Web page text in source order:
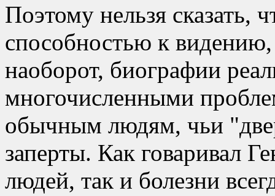
Поэтому нельзя
способностью к
наоборот, биографии
многочисленными
обычным людям, чьи
заперты. Как говаривал
людей, так и болезни